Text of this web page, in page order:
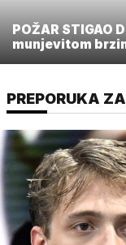
POŽAR STIGAO
munjevitom
PREPORUKA